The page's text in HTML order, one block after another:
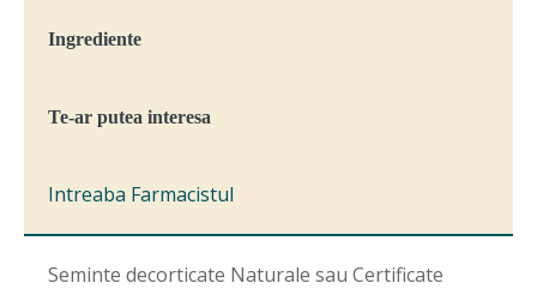
Ingrediente
Te-ar putea interesa
Intreaba Farmacistul
Seminte decorticate Naturale sau Certificate